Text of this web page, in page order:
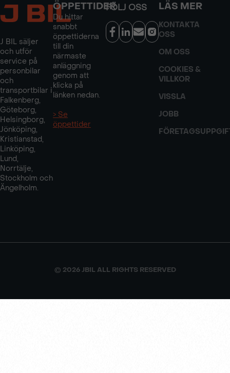
J BIL säljer
och utför
service på
personbilar
och
transportbilar i
Falkenberg,
Göteborg,
Helsingborg,
Jönköping,
Kristianstad,
Linköping,
Lund,
Norrtälje,
Stockholm och
Ängelholm.
ÖPPETTIDER
Du hittar
snabbt
öppettiderna
till din
närmaste
anläggning
genom att
klicka på
länken nedan.
> Se
öppettider
FÖLJ OSS LÄS MER
KONTAKTA
OSS
OM OSS
COOKIES &
VILLKOR
VISSLA
JOBB
© 2026 JBIL ALL RIGHTS RESERVED